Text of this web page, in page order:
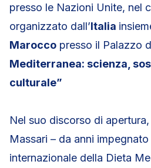
presso le Nazioni Unite, nel
organizzato dall’Italia
Marocco presso il Palazzo
Mediterranea: scienza,
culturale”
Nel suo discorso di apertura,
Massari – da anni
internazionale della Dieta